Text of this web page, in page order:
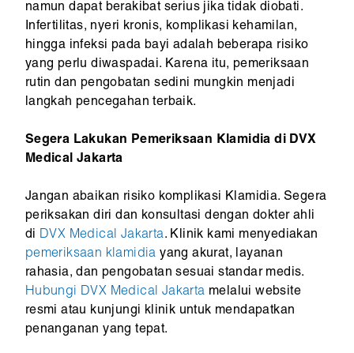
namun dapat berakibat serius jika tidak diobati.
Infertilitas, nyeri kronis, komplikasi kehamilan,
hingga infeksi pada bayi adalah beberapa risiko
yang perlu diwaspadai. Karena itu, pemeriksaan
rutin dan pengobatan sedini mungkin menjadi
langkah pencegahan terbaik.
Segera Lakukan Pemeriksaan Klamidia di DVX
Medical Jakarta
Jangan abaikan risiko komplikasi Klamidia. Segera
periksakan diri dan konsultasi dengan dokter ahli
di DVX Medical Jakarta. Klinik kami menyediakan
pemeriksaan klamidia yang akurat, layanan
rahasia, dan pengobatan sesuai standar medis.
Hubungi DVX Medical Jakarta melalui website
resmi atau kunjungi klinik untuk mendapatkan
penanganan yang tepat.